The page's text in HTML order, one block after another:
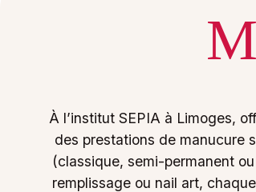
À l’institut SEPIA à Limoges,
des prestations de manucure
(classique, semi-permanent
remplissage ou nail art,